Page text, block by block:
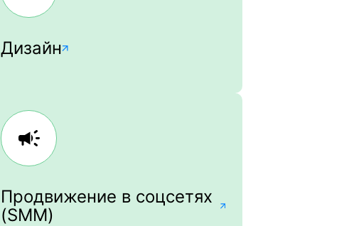
Дизайн
Продвижение в соцсетях
(SMM)